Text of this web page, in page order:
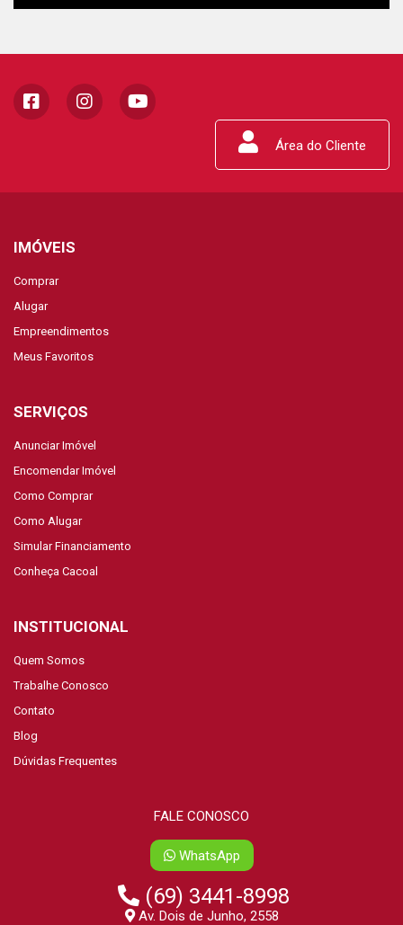
Área do Cliente
IMÓVEIS
Comprar
Alugar
Empreendimentos
Meus Favoritos
SERVIÇOS
Anunciar Imóvel
Encomendar Imóvel
Como Comprar
Como Alugar
Simular Financiamento
Conheça Cacoal
INSTITUCIONAL
Quem Somos
Trabalhe Conosco
Contato
Blog
Dúvidas Frequentes
FALE CONOSCO
WhatsApp
(69) 3441-8998
Av. Dois de Junho, 2558